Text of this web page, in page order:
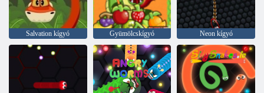
Salvation kígyó Gyümölcskígyó Neon kígyó